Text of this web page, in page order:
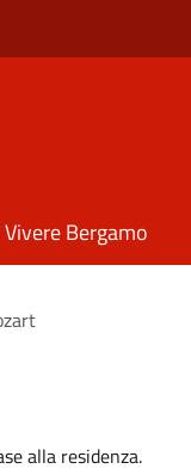
Vivere Bergamo
alla residenza.